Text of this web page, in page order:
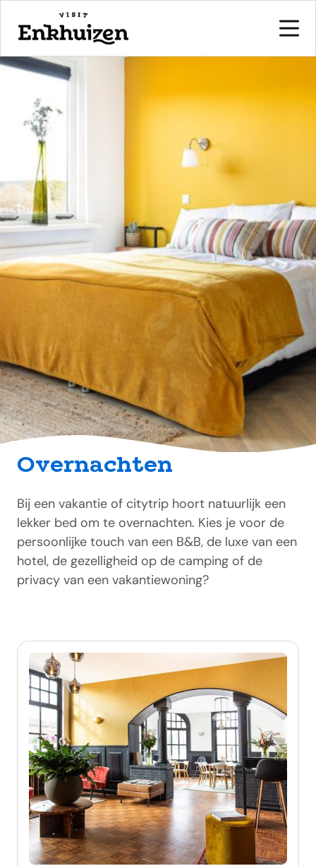
naar de inhoud
Overnachten
Bij een vakantie of citytrip hoort natuurlijk een
lekker bed om te overnachten. Kies je voor de
persoonlijke touch van een B&B, de luxe van een
hotel, de gezelligheid op de camping of de
privacy van een vakantiewoning?